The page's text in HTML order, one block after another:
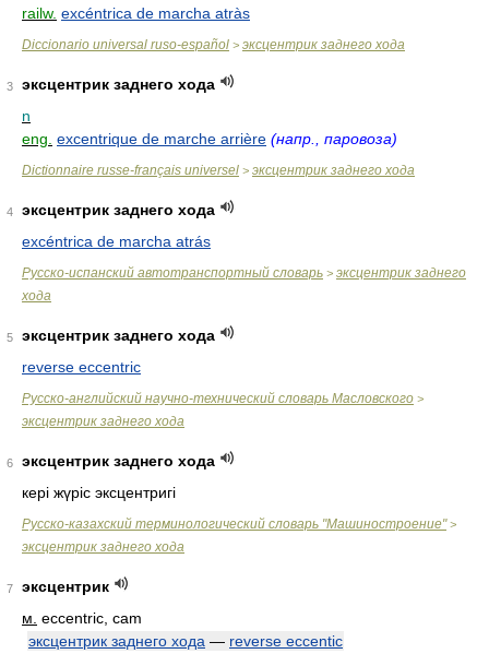
railw. excéntrica de marcha atràs
Diccionario universal ruso-español > эксцентрик заднего хода
3
эксцентрик заднего хода
n
eng. excentrique de marche arrière (напр., паровоза)
Dictionnaire russe-français universel > эксцентрик заднего хода
4
эксцентрик заднего хода
excéntrica de marcha atrás
Русско-испанский автотранспортный словарь > эксцентрик заднего
хода
5
эксцентрик заднего хода
reverse eccentric
Русско-английский научно-технический словарь Масловского >
эксцентрик заднего хода
6
эксцентрик заднего хода
кері жүріс эксцентригі
Русско-казахский терминологический словарь "Машиностроение">
эксцентрик заднего хода
7
эксцентрик
м. eccentric, cam
эксцентрик заднего хода — reverse eccentic